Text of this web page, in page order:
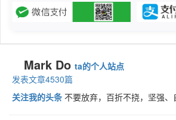
Mark Do ta的个人站点
发表文章4530篇
关注我的头条 不要放弃，百折不挠，坚强、